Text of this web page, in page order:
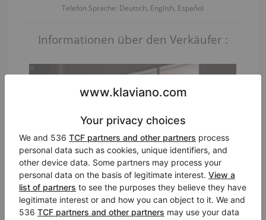
Telefon Sprache: Deutsch, English, Español
Informationen über den Verkäufer :
Klavierhändler/Klavierstimmer
Klavierland Piano & Art Galerie